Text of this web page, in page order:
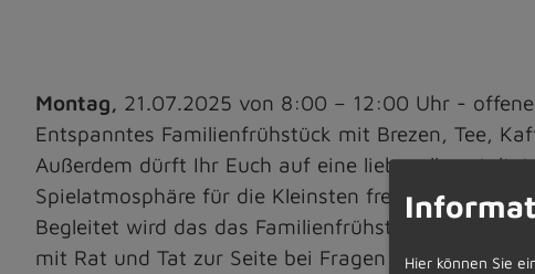
Montag, 21.07.2025 von 8:00 – 12:00 Uhr -
Entspanntes Familienfrühstück mit Brezen, Tee,
Außerdem dürft Ihr Euch auf eine liebevoll
Spielatmosphäre für die Kleinsten freuen.
Begleitet wird das das Familienfrühstück von
mit Rat und Tat zur Seite bei Fragen rund ums
Hier können Sie